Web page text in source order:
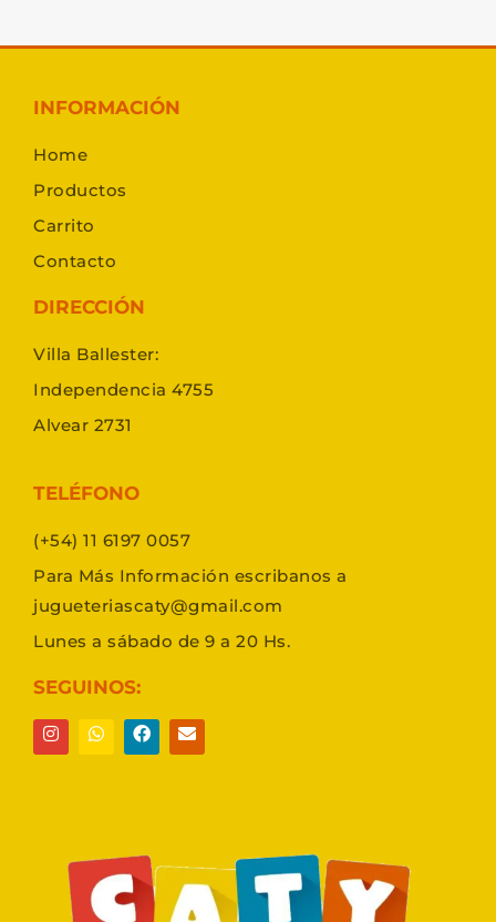
INFORMACIÓN
Home
Productos
Carrito
Contacto
DIRECCIÓN
Villa Ballester:
Independencia 4755
Alvear 2731
TELÉFONO
(+54) 11 6197 0057
Para Más Información escribanos a
jugueteriascaty@gmail.com
Lunes a sábado de 9 a 20 Hs.
SEGUINOS: